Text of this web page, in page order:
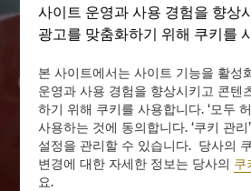

지금 객실 예약
사이트 운영과 사용 경험을 향상
광고를 맞춤화하기 위해 쿠키를
본 사이트에서는 사이트 기능을 활성
운영과 사용 경험을 향상시키고 콘텐
하기 위해 쿠키를 사용합니다. ‘모두
사용하는 것에 동의합니다. ‘쿠키 관
설정을 관리할 수 있습니다. 당사의
변경에 대한 자세한 정보는 당사의 쿠
요.